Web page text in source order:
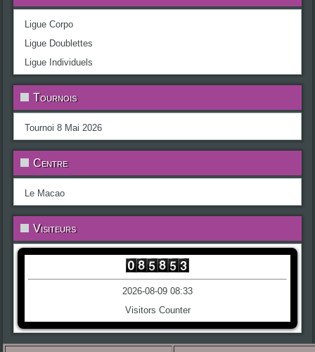
Ligue Corpo
Ligue Doublettes
Ligue Individuels
Tournois
Tournoi 8 Mai 2026
Centre
Le Macao
Visiteurs
2026-08-09 08:33
Visitors Counter